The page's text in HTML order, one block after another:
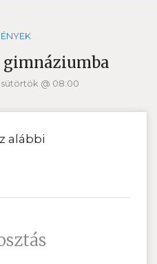
gimnáziumba
@ 08:00
alábbi